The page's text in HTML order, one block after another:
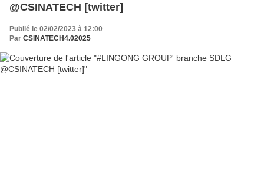
@CSINATECH [twitter]
Publié le 02/02/2023 à 12:00
Par CSINATECH4.02025